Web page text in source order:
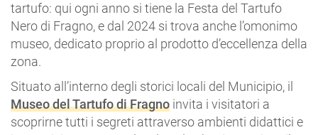
tartufo: qui ogni anno si tiene la Festa del Tartufo
Nero di Fragno, e dal 2024 si trova anche l’omonimo
museo, dedicato proprio al prodotto d’eccellenza della
zona.
Situato all’interno degli storici locali del Municipio, il
Museo del Tartufo di Fragno invita i visitatori a
scoprirne tutti i segreti attraverso ambienti didattici e